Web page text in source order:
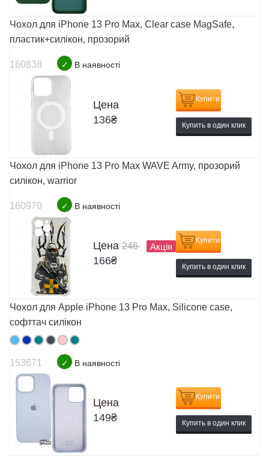
Чохол для iPhone 13 Pro Max, Clear case MagSafe,
пластик+силікон, прозорий
160838 ✓ В наявності
Цена
136₴
Купити
Купить в один клик
Чохол для iPhone 13 Pro Max WAVE Army, прозорий
силікон, warrior
160970 ✓ В наявності
Цена246 Акція
166₴
Купити
Купить в один клик
Чохол для Apple iPhone 13 Pro Max, Silicone case,
софттач силікон
153671 ✓ В наявності
Цена
149₴
Купити
Купить в один клик